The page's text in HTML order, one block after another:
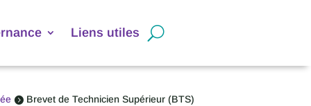
Liens utiles
 Brevet de Technicien Supérieur (BTS)